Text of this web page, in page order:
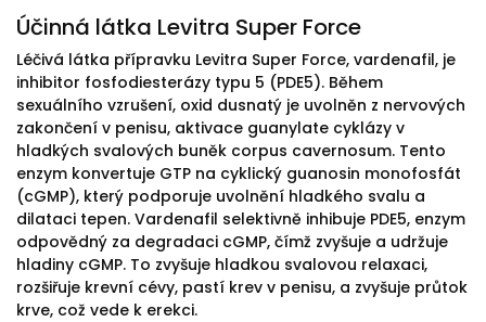
Účinná látka Levitra Super Force
Léčivá látka přípravku Levitra Super Force, vardenafil, je
inhibitor fosfodiesterázy typu 5 (PDE5). Během
sexuálního vzrušení, oxid dusnatý je uvolněn z nervových
zakončení v penisu, aktivace guanylate cyklázy v
hladkých svalových buněk corpus cavernosum. Tento
enzym konvertuje GTP na cyklický guanosin monofosfát
(cGMP), který podporuje uvolnění hladkého svalu a
dilataci tepen. Vardenafil selektivně inhibuje PDE5, enzym
odpovědný za degradaci cGMP, čímž zvyšuje a udržuje
hladiny cGMP. To zvyšuje hladkou svalovou relaxaci,
rozšiřuje krevní cévy, pastí krev v penisu, a zvyšuje průtok
krve, což vede k erekci.